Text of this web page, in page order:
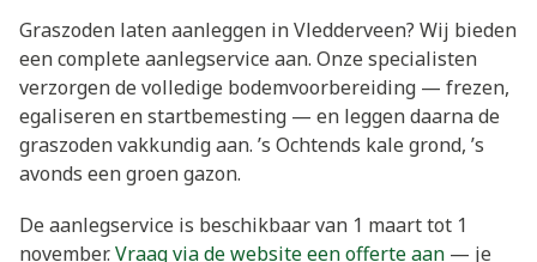
Graszoden laten aanleggen in Vledderveen? Wij bieden
een complete aanlegservice aan. Onze specialisten
verzorgen de volledige bodemvoorbereiding — frezen,
egaliseren en startbemesting — en leggen daarna de
graszoden vakkundig aan. ’s Ochtends kale grond, ’s
avonds een groen gazon.
De aanlegservice is beschikbaar van 1 maart tot 1
november.Vraag via de website een offerte aan — je